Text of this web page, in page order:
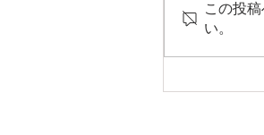
中３諸君
この投
い。